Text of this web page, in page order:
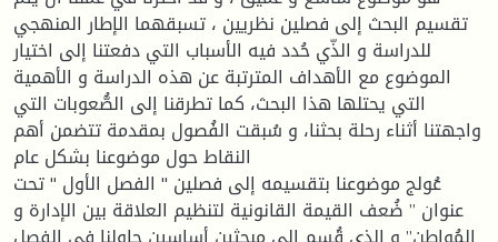
تقسيم البحث إلى فصلين نظريين ، تسبقهما الإطار المنهجي
للدراسة و الذّي حُدد فيه الأسباب التي دفعتنا إلى اختيار
الموضوع مع الأهداف المترتبة عن هذه الدراسة و الأهمية
التي يحتلها هذا البحث، كما تطرقنا إلى الصُّعوبات التي
واجهتنا أثناء رحلة بحثنا، و سُبقت الفُصول بمقدمة تتضمن أهم
النقاط حول موضوعنا بشكل عام
عُولج موضوعنا بتقسيمه إلى فصلين " الفصل الأول " تحت
عنوان ’’ ضُعف القيمة القانونية لتنظيم العلاقة بين الإدارة و